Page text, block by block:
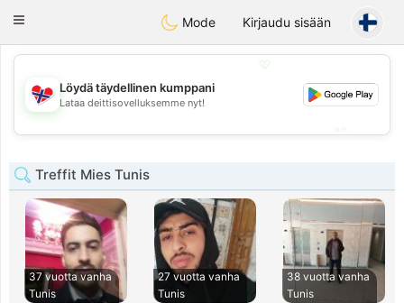
EkteNordmenn
Toggle
Mode Kirjaudu sisään
💖
💕
Löydä täydellinen kumppani
Lataa deittisovelluksemme nyt!
Treffit Mies Tunis
37 vuotta vanha
Tunis
27 vuotta vanha
Tunis
38 vuotta vanha
Tunis